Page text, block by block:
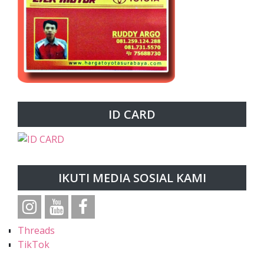
ID CARD
IKUTI MEDIA SOSIAL KAMI
Threads
TikTok